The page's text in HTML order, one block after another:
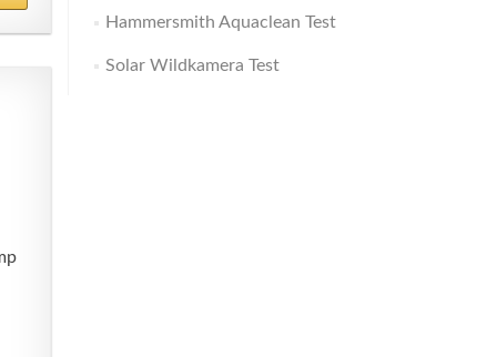
Hammersmith Aquaclean Test
Solar Wildkamera Test